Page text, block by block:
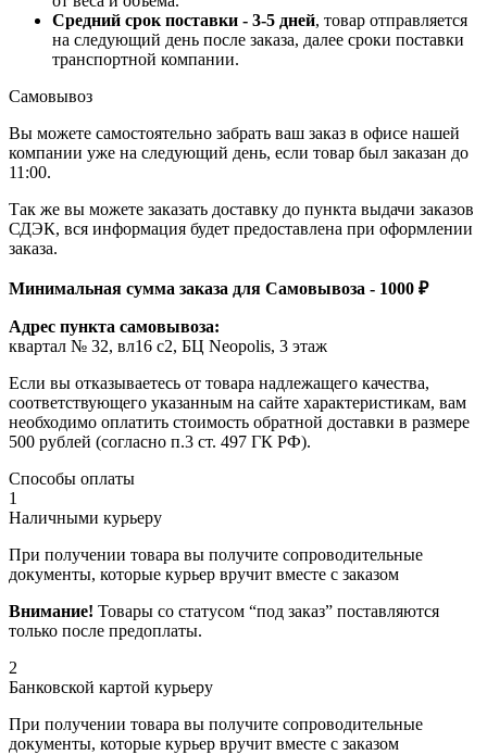
Средний срок поставки - 3-5 дней, товар отправляется
на следующий день после заказа, далее сроки поставки
транспортной компании.
Самовывоз
Вы можете самостоятельно забрать ваш заказ в офисе нашей
компании уже на следующий день, если товар был заказан до
11:00.
Так же вы можете заказать доставку до пункта выдачи заказов
СДЭК, вся информация будет предоставлена при оформлении
заказа.
Минимальная сумма заказа для Самовывоза - 1000 ₽
Адрес пункта самовывоза:
квартал № 32, вл16 с2, БЦ Neopolis, 3 этаж
Если вы отказываетесь от товара надлежащего качества,
соответствующего указанным на сайте характеристикам, вам
необходимо оплатить стоимость обратной доставки в размере
500 рублей (согласно п.3 ст. 497 ГК РФ).
Способы оплаты
1
Наличными курьеру
При получении товара вы получите сопроводительные
документы, которые курьер вручит вместе с заказом
Внимание! Товары со статусом “под заказ” поставляются
только после предоплаты.
2
Банковской картой курьеру
При получении товара вы получите сопроводительные
документы, которые курьер вручит вместе с заказом